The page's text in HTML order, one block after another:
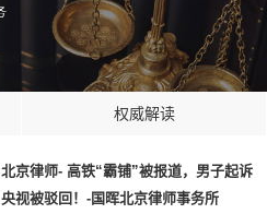
权威解读
北京律师- 高铁“霸铺”被报道，男子起诉
央视被驳回！-国晖北京律师事务所